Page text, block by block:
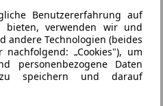
Benutzererfahrung auf
bieten, verwenden wir und
andere Technologien (beides
„Cookies"), um
personenbezogene Daten
speichern und darauf